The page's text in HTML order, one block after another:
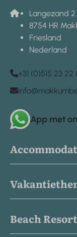
Langezand 2
8754 HR
Friesland
Nederland
+31 (0)515 23 22
App met
Beach